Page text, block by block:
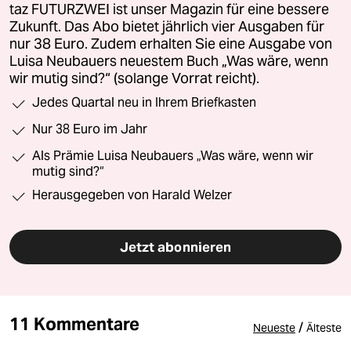
taz FUTURZWEI ist unser Magazin für eine bessere
Zukunft. Das Abo bietet jährlich vier Ausgaben für
nur 38 Euro. Zudem erhalten Sie eine Ausgabe von
Luisa Neubauers neuestem Buch „Was wäre, wenn
wir mutig sind?“ (solange Vorrat reicht).
Jedes Quartal neu in Ihrem Briefkasten
Nur 38 Euro im Jahr
Als Prämie Luisa Neubauers „Was wäre, wenn wir
mutig sind?“
Herausgegeben von Harald Welzer
Jetzt abonnieren
11 Kommentare Neueste / Älteste